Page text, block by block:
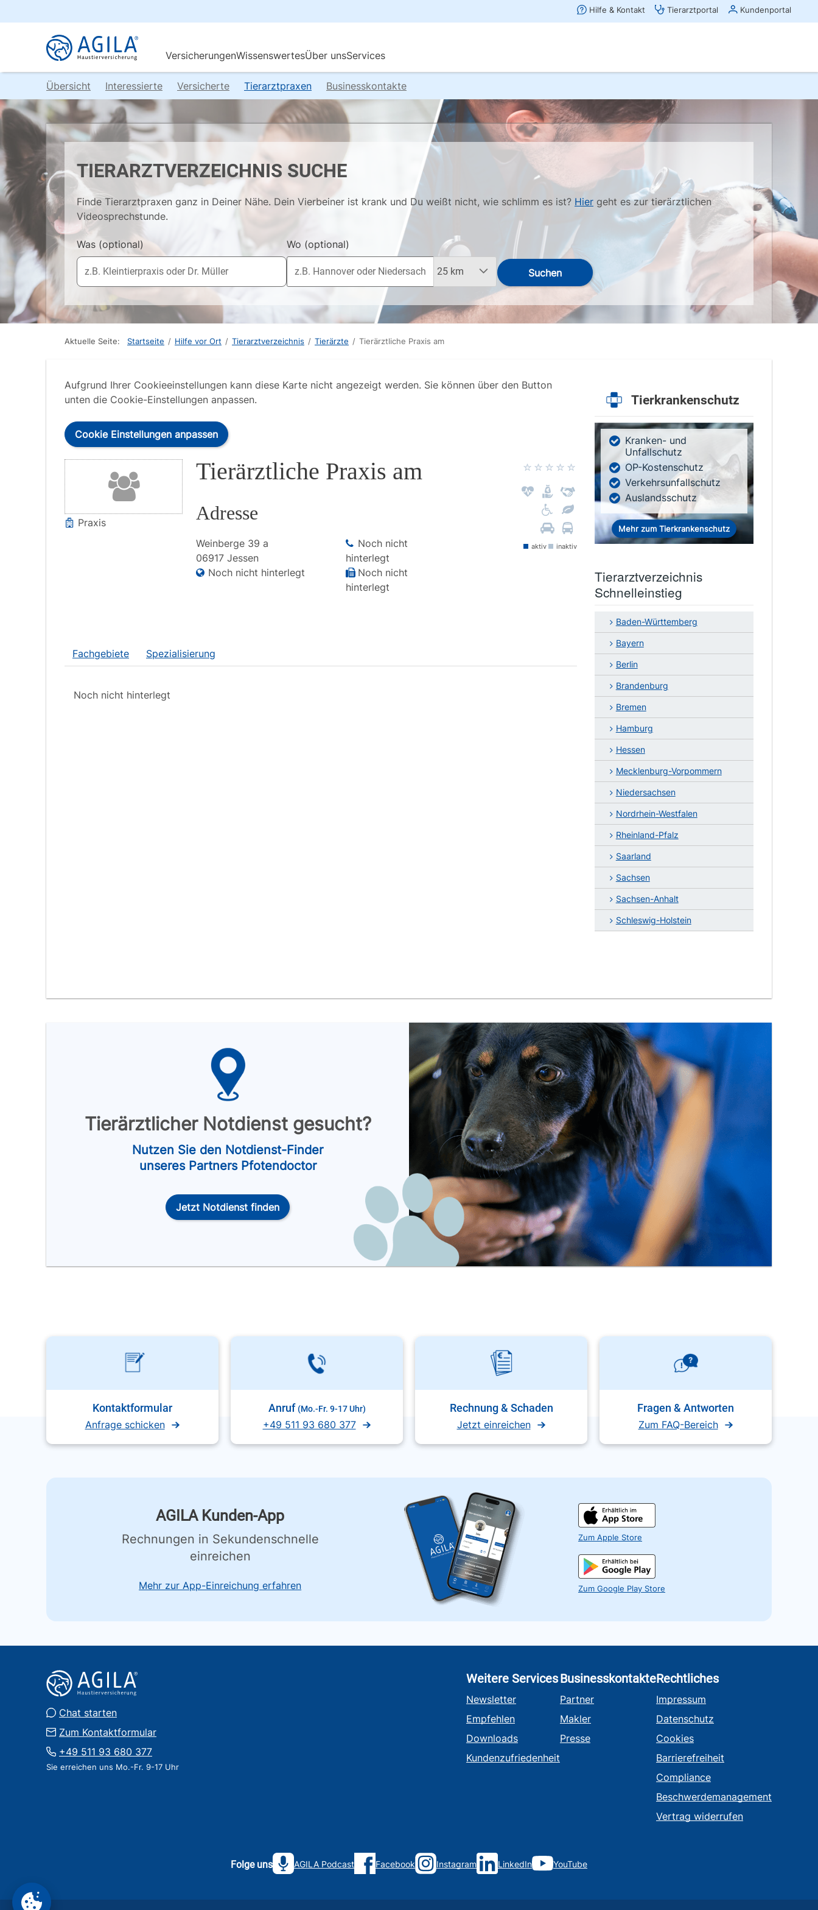
Übersicht Interessierte Versicherte Tierarztpraxen Businesskontakte
TIERARZTVERZEICHNIS SUCHE
Finde Tierarztpraxen ganz in Deiner Nähe. Dein Vierbeiner ist krank und Du weißt nicht, wie schlimm es ist? Hier geht es zur tierärztlichen
Videosprechstunde.
Was (optional) Wo (optional)
Suchen
Aktuelle Seite: Startseite / Hilfe vor Ort / Tierarztverzeichnis / Tierärzte / Tierärztliche Praxis am
Aufgrund Ihrer Cookieeinstellungen kann diese Karte nicht angezeigt werden. Sie können über den Button
unten die Cookie-Einstellungen anpassen.
Cookie Einstellungen anpassen
Praxis
Tierärztliche Praxis am
Adresse
Weinberge 39 a
06917 Jessen
Noch nicht hinterlegt
Noch nicht
hinterlegt
Noch nicht
hinterlegt
aktiv inaktiv
Fachgebiete Spezialisierung
Noch nicht hinterlegt
Tierkrankenschutz
Kranken- und
Unfallschutz
OP-Kostenschutz
Verkehrsunfallschutz
Auslandsschutz
Mehr zum Tierkrankenschutz
Tierarztverzeichnis
Schnelleinstieg
Baden-Württemberg
Bayern
Berlin
Brandenburg
Bremen
Hamburg
Hessen
Mecklenburg-Vorpommern
Niedersachsen
Nordrhein-Westfalen
Rheinland-Pfalz
Saarland
Sachsen
Sachsen-Anhalt
Schleswig-Holstein
Tierärztlicher Notdienst gesucht?
Nutzen Sie den Notdienst-Finder
unseres Partners Pfotendoctor
Jetzt Notdienst finden
Kontaktformular
Anfrage schicken
Anruf (Mo.-Fr. 9-17 Uhr)
+49 511 93 680 377
Rechnung & Schaden
Jetzt einreichen
Fragen & Antworten
Zum FAQ-Bereich
AGILA Kunden-App
Rechnungen in Sekundenschnelle
einreichen
Mehr zur App-Einreichung erfahren
Zum Apple Store
Zum Google Play Store